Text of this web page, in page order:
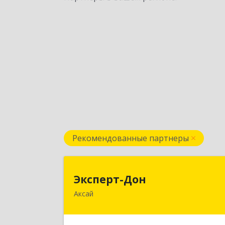
Рекомендованные партнеры
Эксперт-Дон
Аксай